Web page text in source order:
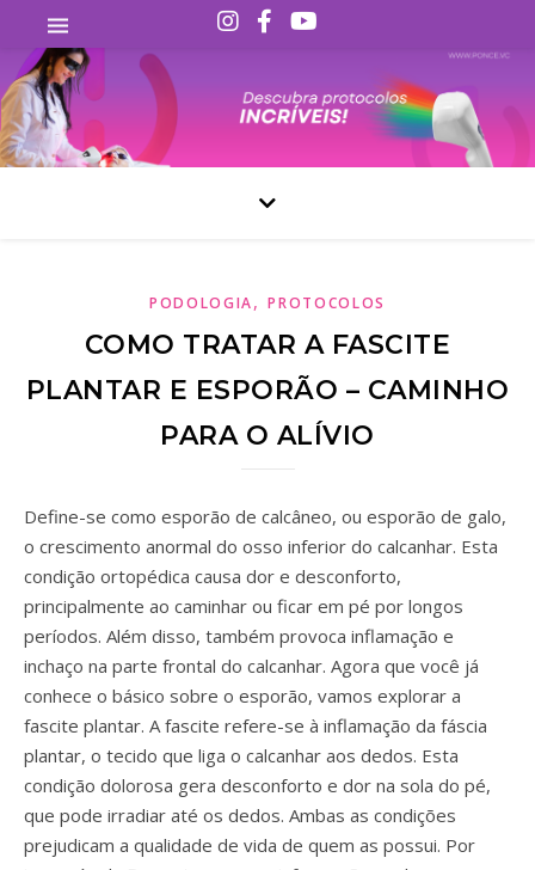
PODOLOGIA,PROTOCOLOS
COMO TRATAR A FASCITE
PLANTAR E ESPORÃO – CAMINHO
PARA O ALÍVIO
Define-se como esporão de calcâneo, ou esporão de galo,
o crescimento anormal do osso inferior do calcanhar. Esta
condição ortopédica causa dor e desconforto,
principalmente ao caminhar ou ficar em pé por longos
períodos. Além disso, também provoca inflamação e
inchaço na parte frontal do calcanhar. Agora que você já
conhece o básico sobre o esporão, vamos explorar a
fascite plantar. A fascite refere-se à inflamação da fáscia
plantar, o tecido que liga o calcanhar aos dedos. Esta
condição dolorosa gera desconforto e dor na sola do pé,
que pode irradiar até os dedos. Ambas as condições
prejudicam a qualidade de vida de quem as possui. Por